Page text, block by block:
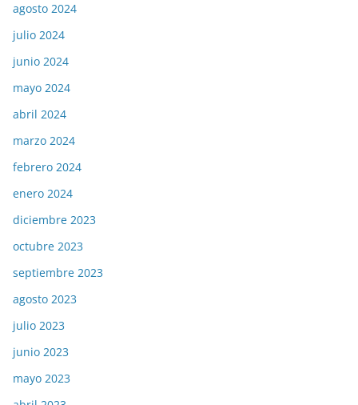
agosto 2024
julio 2024
junio 2024
mayo 2024
abril 2024
marzo 2024
febrero 2024
enero 2024
diciembre 2023
octubre 2023
septiembre 2023
agosto 2023
julio 2023
junio 2023
mayo 2023